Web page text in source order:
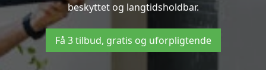
beskyttet og langtidsholdbar.
Få 3 tilbud, gratis og uforpligtende